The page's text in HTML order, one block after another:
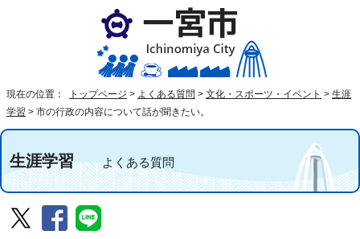
現在の位置： トップページ > よくある質問 > 文化・スポーツ・イベント > 生涯
学習 > 市の行政の内容について話が聞きたい。
生涯学習よくある質問